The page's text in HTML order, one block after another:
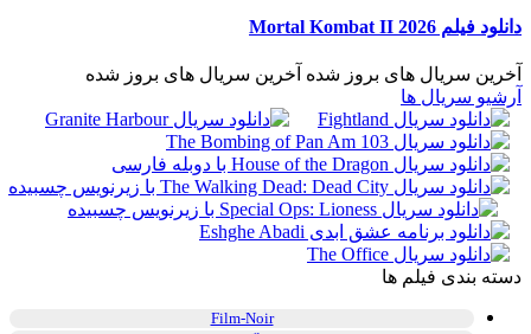
دانلود فیلم Mortal Kombat II 2026
آخرین سریال های بروز شده آخرین سریال های بروز شده
آرشیو سریال ها
دسته بندی فیلم ها
Film-Noir